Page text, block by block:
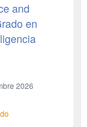
and
en
2026